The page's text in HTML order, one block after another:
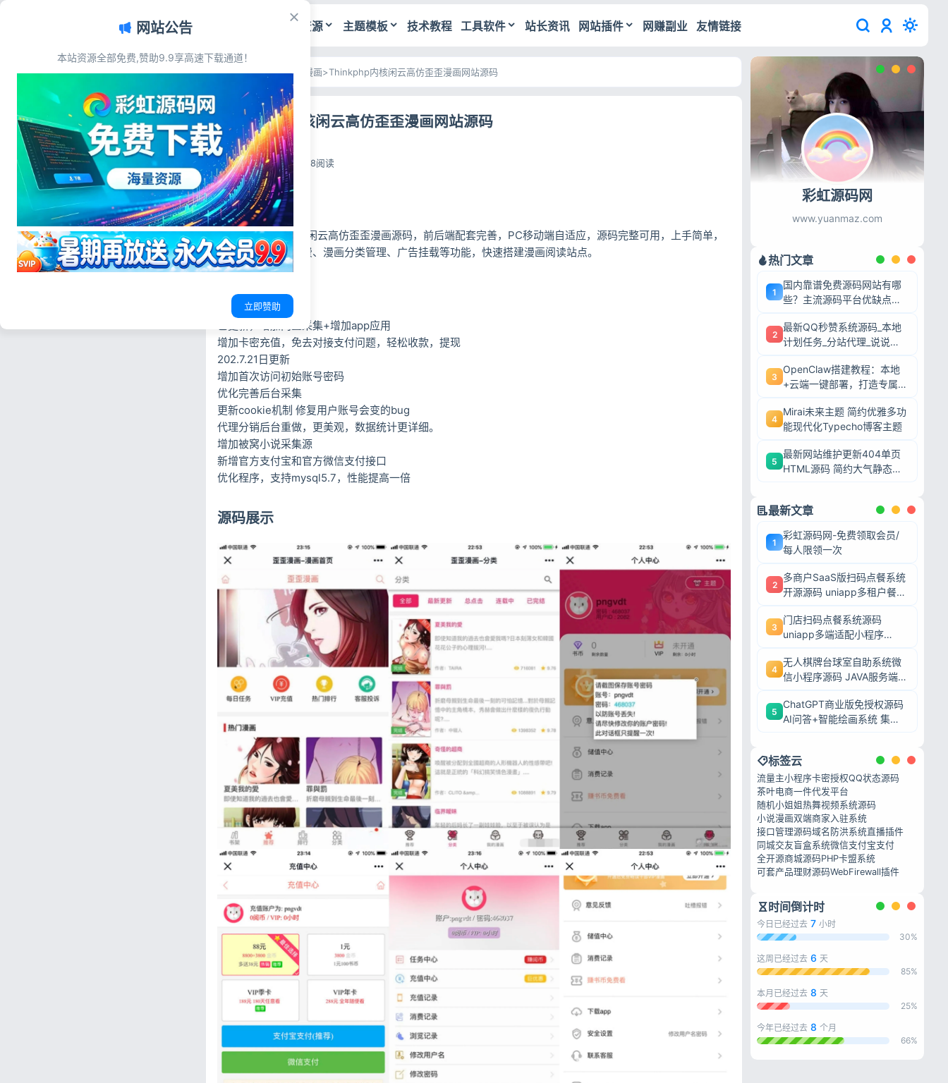
源码资源 主题模板 技术教程 工具软件 站长资讯 网站插件 网赚副业 友情链接
首页>源码资源>小说漫画>Thinkphp内核闲云高仿歪歪漫画网站源码
Thinkphp内核闲云高仿歪歪漫画网站源码
彩虹源码网
2026-06-04 18阅读
源码简介
基于Thinkphp开发闲云高仿歪歪漫画源码，前后端配套完善，PC移动端自适应，源码完整可用，上手简单，
内置采集、会员付费、漫画分类管理、广告挂载等功能，快速搭建漫画阅读站点。
更新记录
已更新，增加内置采集+增加app应用
增加卡密充值，免去对接支付问题，轻松收款，提现
202.7.21日更新
增加首次访问初始账号密码
优化完善后台采集
更新cookie机制 修复用户账号会变的bug
代理分销后台重做，更美观，数据统计更详细。
增加被窝小说采集源
新增官方支付宝和官方微信支付接口
优化程序，支持mysql5.7，性能提高一倍
源码展示
彩虹源码网
www.yuanmaz.com
热门文章
1
国内靠谱免费源码网站有哪
些？主流源码平台优缺点深
2
最新QQ秒赞系统源码_本地
计划任务_分站代理_说说赞
3
OpenClaw搭建教程：本地
+云端一键部署，打造专属AI
4
Mirai未来主题 简约优雅多功
能现代化Typecho博客主题
5
最新网站维护更新404单页
HTML源码 简约大气静态模
最新文章
1
彩虹源码网-免费领取会员/
每人限领一次
2
多商户SaaS版扫码点餐系统
开源源码 uniapp多租户餐饮
3
门店扫码点餐系统源码
uniapp多端适配小程序
银全套源码
4
无人棋牌台球室自助系统微
信小程序源码 JAVA服务端全
5
ChatGPT商业版免授权源码
AI问答+智能绘画系统 集成
标签云
流量主小程序卡密授权QQ状态源码
茶叶电商一件代发平台
随机小姐姐热舞视频系统源码
小说漫画双端商家入驻系统
接口管理源码域名防洪系统直播插件
同城交友盲盒系统微信支付宝支付
全开源商城源码PHP卡盟系统
可套产品理财源码WebFirewall插件
时间倒计时
今日已经过去 7 小时
30%
这周已经过去 6 天
85%
本月已经过去 8 天
25%
今年已经过去 8 个月
66%
文章目录
源码简介
更新记录
源码展示
源码下载
网站公告
本站资源全部免费,赞助9.9享高速下载通道！
立即赞助